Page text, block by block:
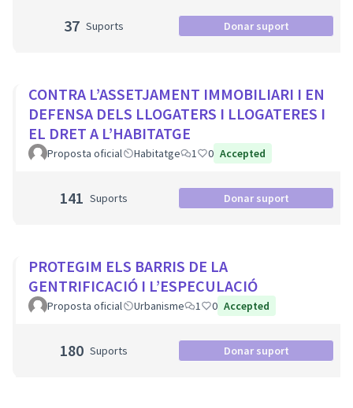
37 Suports Donar suport
CONTRA L’ASSETJAMENT IMMOBILIARI I EN
DEFENSA DELS LLOGATERS I LLOGATERES I
EL DRET A L’HABITATGE
Proposta oficial Habitatge 1 0 Accepted
141 Suports Donar suport
PROTEGIM ELS BARRIS DE LA
GENTRIFICACIÓ I L’ESPECULACIÓ
Proposta oficial Urbanisme 1 0 Accepted
180 Suports Donar suport